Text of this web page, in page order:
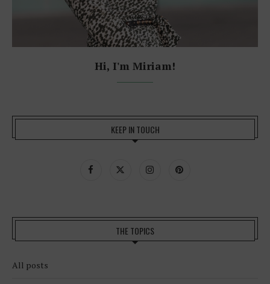
Hi, I'm Miriam!
KEEP IN TOUCH
THE TOPICS
All posts